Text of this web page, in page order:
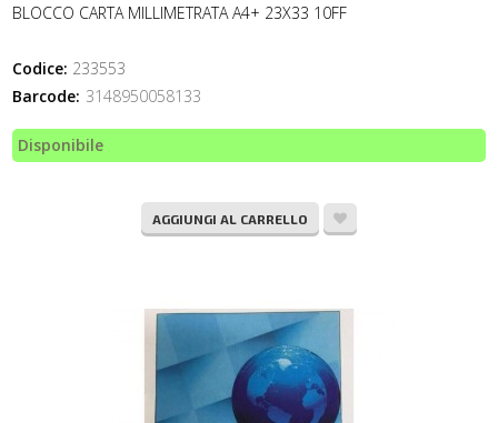
BLOCCO CARTA MILLIMETRATA A4+ 23X33 10FF
Codice: 233553
Barcode: 3148950058133
Disponibile
AGGIUNGI AL CARRELLO